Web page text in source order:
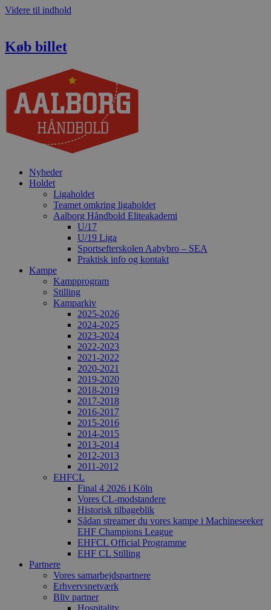
Videre til indhold
Køb billet
Nyheder
Holdet
Ligaholdet
Teamet omkring ligaholdet
Aalborg Håndbold Eliteakademi
U/17
U/19 Liga
Sportsefterskolen Aabybro – SEA
Praktisk info og kontakt
Kampe
Kampprogram
Stilling
Kamparkiv
2025-2026
2024-2025
2023-2024
2022-2023
2021-2022
2020-2021
2019-2020
2018-2019
2017-2018
2016-2017
2015-2016
2014-2015
2013-2014
2012-2013
2011-2012
EHFCL
Final 4 2026 i Köln
Vores CL-modstandere
Historisk tilbageblik
Sådan streamer du vores kampe i Machineseeker
EHF Champions League
EHFCL Official Programme
EHF CL Stilling
Partnere
Vores samarbejdspartnere
Erhvervsnetværk
Bliv partner
Hospitality